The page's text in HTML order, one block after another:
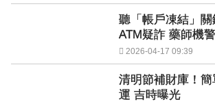
聽「帳戶凍結」
ATM疑詐 藥師機
2026-04-17 09:39
清明節補財庫！
運 吉時曝光